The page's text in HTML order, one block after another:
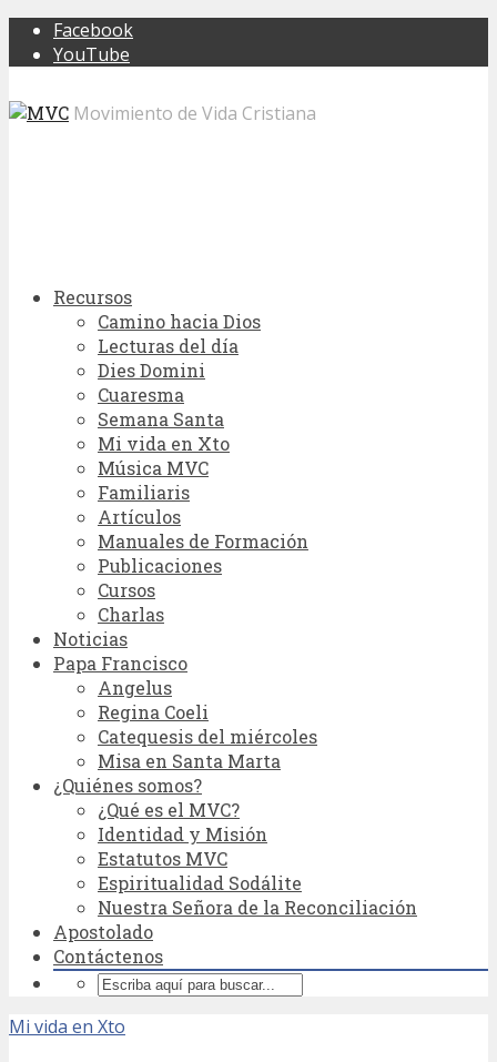
Facebook
YouTube
Movimiento de Vida Cristiana
Recursos
Camino hacia Dios
Lecturas del día
Dies Domini
Cuaresma
Semana Santa
Mi vida en Xto
Música MVC
Familiaris
Artículos
Manuales de Formación
Publicaciones
Cursos
Charlas
Noticias
Papa Francisco
Angelus
Regina Coeli
Catequesis del miércoles
Misa en Santa Marta
¿Quiénes somos?
¿Qué es el MVC?
Identidad y Misión
Estatutos MVC
Espiritualidad Sodálite
Nuestra Señora de la Reconciliación
Apostolado
Contáctenos
Mi vida en Xto